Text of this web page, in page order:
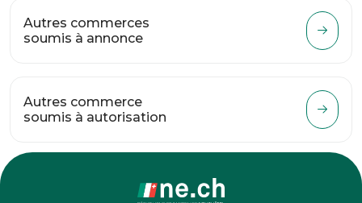
Autres commerces
soumis à annonce
Autres commerce
soumis à autorisation